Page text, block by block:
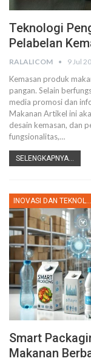
Teknologi
Pelabelan
RALALICOM 9 Jul
Kemasan produk
pangan. Selain
media promosi dan
Makanan Artikel ini
desain kemasan, dan
fungsionalitas,…
SELENGKAPNYA...
INOVASI DAN TEKNOLOGI
Smart
Makanan